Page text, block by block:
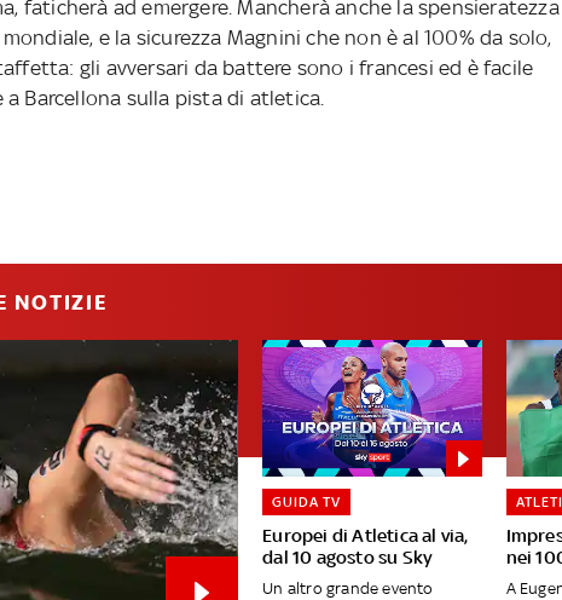
faticherà ad emergere. Mancherà anche la spensieratezza
e la sicurezza Magnini che non è al 100% da solo,
gli avversari da battere sono i francesi ed è facile
Barcellona sulla pista di atletica.
NOTIZIE
Europei di Atletica al via,
dal 10 agosto su Sky
GUIDA TV
Un altro grande evento
nei
A